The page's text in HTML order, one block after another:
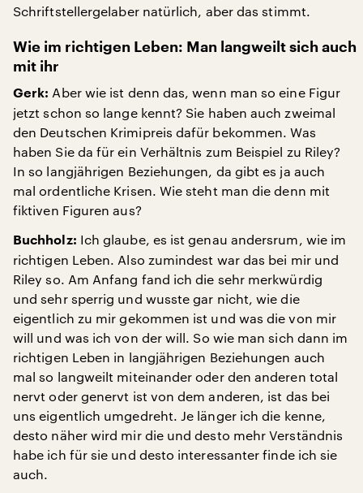
Schriftstellergelaber natürlich, aber das stimmt.
Wie im richtigen Leben: Man langweilt sich auch
mit ihr
Gerk: Aber wie ist denn das, wenn man so eine Figur
jetzt schon so lange kennt? Sie haben auch zweimal
den Deutschen Krimipreis dafür bekommen. Was
haben Sie da für ein Verhältnis zum Beispiel zu Riley?
In so langjährigen Beziehungen, da gibt es ja auch
mal ordentliche Krisen. Wie steht man die denn mit
fiktiven Figuren aus?
Buchholz: Ich glaube, es ist genau andersrum, wie im
richtigen Leben. Also zumindest war das bei mir und
Riley so. Am Anfang fand ich die sehr merkwürdig
und sehr sperrig und wusste gar nicht, wie die
eigentlich zu mir gekommen ist und was die von mir
will und was ich von der will. So wie man sich dann im
richtigen Leben in langjährigen Beziehungen auch
mal so langweilt miteinander oder den anderen total
nervt oder genervt ist von dem anderen, ist das bei
uns eigentlich umgedreht. Je länger ich die kenne,
desto näher wird mir die und desto mehr Verständnis
habe ich für sie und desto interessanter finde ich sie
auch.